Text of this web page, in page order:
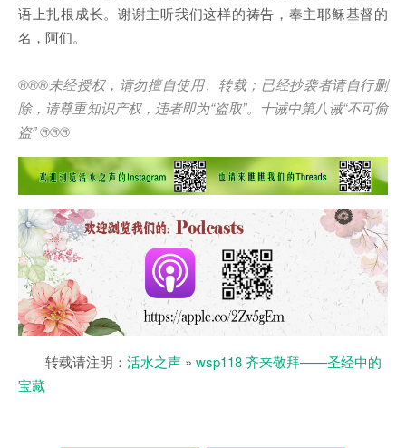
语上扎根成长。谢谢主听我们这样的祷告，奉主耶稣基督的
名，阿们。
®®®未经授权，请勿擅自使用、转载；已经抄袭者请自行删
除，请尊重知识产权，违者即为“盗取”。十诫中第八诫“不可偷
盗” ®®®
转载请注明： 活水之声 » wsp118 齐来敬拜——圣经中的
宝藏